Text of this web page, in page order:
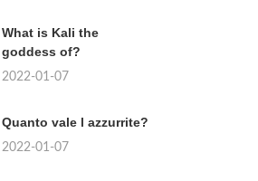
What is Kali the
goddess of?
2022-01-07
Quanto vale l azzurrite?
2022-01-07